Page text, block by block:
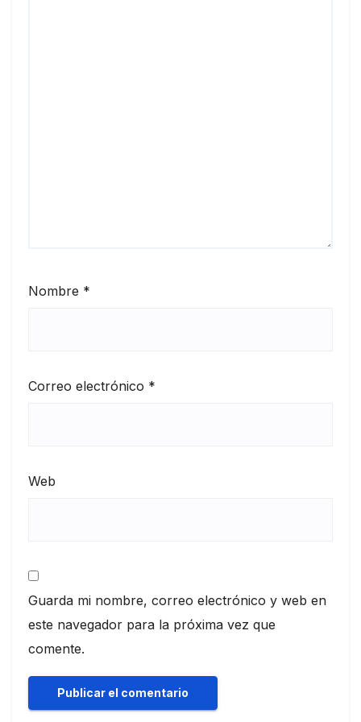
Nombre *
Correo electrónico *
Web
Guarda mi nombre, correo electrónico y web en
este navegador para la próxima vez que
comente.